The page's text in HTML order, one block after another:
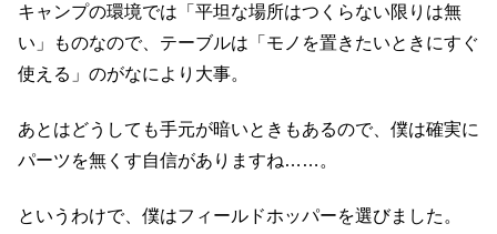
キャンプの環境では「平坦な場所はつくらない限りは無
い」ものなので、テーブルは「モノを置きたいときにすぐ
使える」のがなにより大事。
あとはどうしても手元が暗いときもあるので、僕は確実に
パーツを無くす自信がありますね……。
というわけで、僕はフィールドホッパーを選びました。